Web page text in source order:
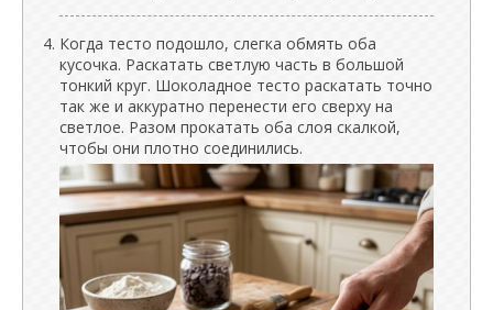
Когда тесто подошло, слегка обмять оба
кусочка. Раскатать светлую часть в большой
тонкий круг. Шоколадное тесто раскатать точно
так же и аккуратно перенести его сверху на
светлое. Разом прокатать оба слоя скалкой,
чтобы они плотно соединились.